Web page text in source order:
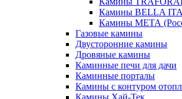
Камины BELLA
Камины МЕТА
Газовые камины
Двусторонние камины
Дровяные камины
Каминные печи для дачи
Каминные порталы
Камины с контуром
Камины Хай-Тек